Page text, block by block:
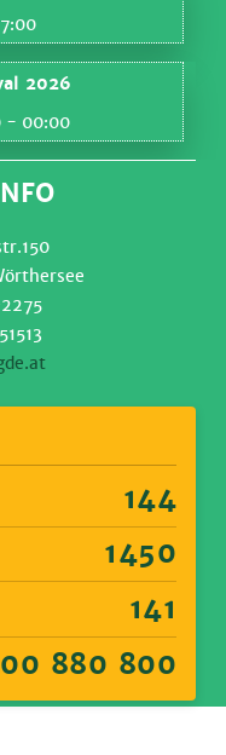
2026
- 00:00
144
1450
141
880 800